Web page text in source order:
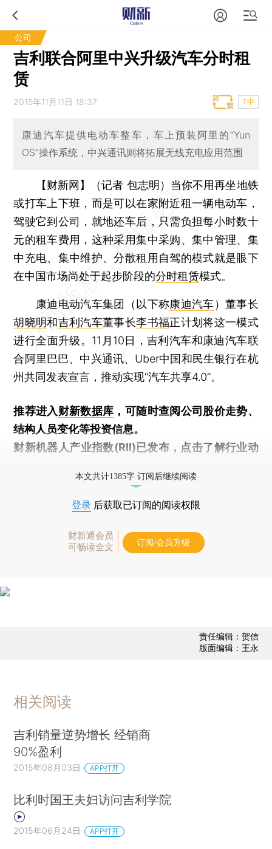
公司
吉利联合阿里中兴升级汽车分时租
赁
2015年11月11日 18:37 T中
康迪汽车提供电动车整车，车上预装阿里的“Yun
OS”操作系统，中兴通讯则将拓展无线充电应用范围
【财新网】（记者 包志明） 当你不用再坐地铁
或打车上下班，而是可以在家附近租一辆电动车，
驾驶它到公司，就地还车后，只需负担每小时数十
元的租车费用，这种采用集中采购、集中管理、集
中充电、集中维护、分散租用自驾的模式就是眼下
在中国市场尚处于起步阶段的分时租赁模式。
康迪电动汽车集团（以下称康迪汽车）董事长
胡晓明和吉利汽车董事长李书福正计划将这一模式
进行全面升级。11月10日，吉利汽车和康迪汽车联
合阿里巴巴、中兴通讯、Uber中国和民生银行在杭
州共同发表宣言，推动实现“汽车共享4.0”。
推荐进入财新数据库 ，可随时查阅公司股价走势、
结构人员变化等投资信息。
财新机器人产业指数(RII)已发布， 点击了解行业动
本文共计1385字 订阅后继续阅读
登录 后获取已订阅的阅读权限
财新通会员
可畅读全文
订阅/会员升级
责任编辑：贺信
版面编辑：王永
相关阅读
吉利销量逆势增长 经销商
90%盈利
2015年08月03日 APP打开
比利时国王夫妇访问吉利学院
2015年06月24日 APP打开